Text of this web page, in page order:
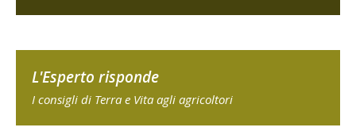
L'Esperto risponde
I consigli di Terra e Vita agli agricoltori